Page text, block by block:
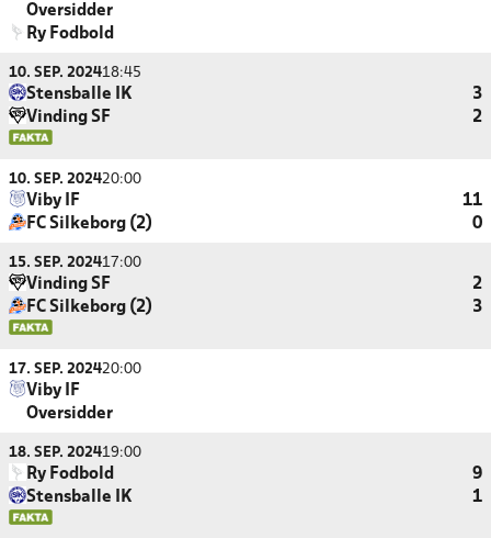
Oversidder
Ry Fodbold
10. SEP. 202418:45
Stensballe IK
3
Vinding SF
2
10. SEP. 202420:00
Viby IF
11
FC Silkeborg (2)
0
15. SEP. 202417:00
Vinding SF
2
FC Silkeborg (2)
3
17. SEP. 202420:00
Viby IF
Oversidder
18. SEP. 202419:00
Ry Fodbold
9
Stensballe IK
1